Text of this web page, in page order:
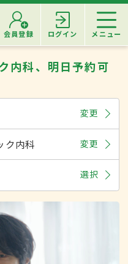
会員登録 ログイン メニュー
内科、明日予約可
変更
ク内科 変更
選択